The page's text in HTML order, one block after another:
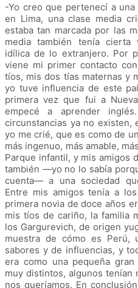
-Yo creo que pertenecí a
en Lima, una clase media
estaba tan marcada por las
media también tenía cierta
idílica de lo extranjero. Por
viene mi primer contacto
tíos, mis dos tías maternas y
yo tuve influencia de este
primera vez que fui a
empecé a aprender
circunstancias ya no existen,
yo me crié, que es como de
más ingenuo, más amable,
Parque infantil, y mis amigos
también —yo no lo sabía
cuenta— a una sociedad
Entre mis amigos tenía a
primera novia de doce años
mis tíos de cariño, la familia
los Gargurevich, de origen
muestra de cómo es Perú,
sabores y de influencias, y
era como una pequeña
muy distintos, algunos tenían
nos queríamos. En